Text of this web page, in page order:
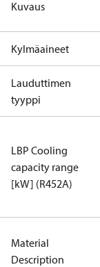
Kuvaus
Kylmäaineet
Lauduttimen
tyyppi
LBP Cooling
capacity range
[kW] (R452A)
Material
Description